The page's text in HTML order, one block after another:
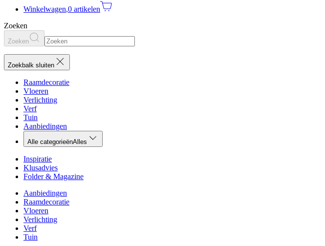
Winkelwagen,0 artikelen
Zoeken
Zoeken
Zoekbalk sluiten
Raamdecoratie
Vloeren
Verlichting
Verf
Tuin
Aanbiedingen
Alle categorieënAlles
Inspiratie
Klusadvies
Folder & Magazine
Aanbiedingen
Raamdecoratie
Vloeren
Verlichting
Verf
Tuin